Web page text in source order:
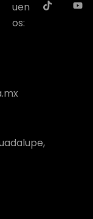
uen
os: